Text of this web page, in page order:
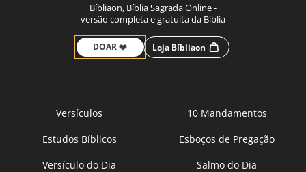
Bíbliaon, Bíblia Sagrada Online -
versão completa e gratuita da Bíblia
DOAR ❤️ Loja Bíbliaon
Versículos
10 Mandamentos
Estudos Bíblicos
Esboços de Pregação
Versículo do Dia
Salmo do Dia